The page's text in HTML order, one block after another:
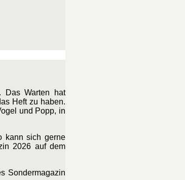
Das Warten hat
Heft zu haben.
und Popp, in
kann sich gerne
2026 auf dem
Sondermagazin